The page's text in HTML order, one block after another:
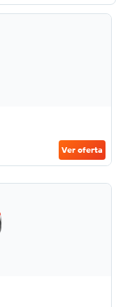
Ver oferta